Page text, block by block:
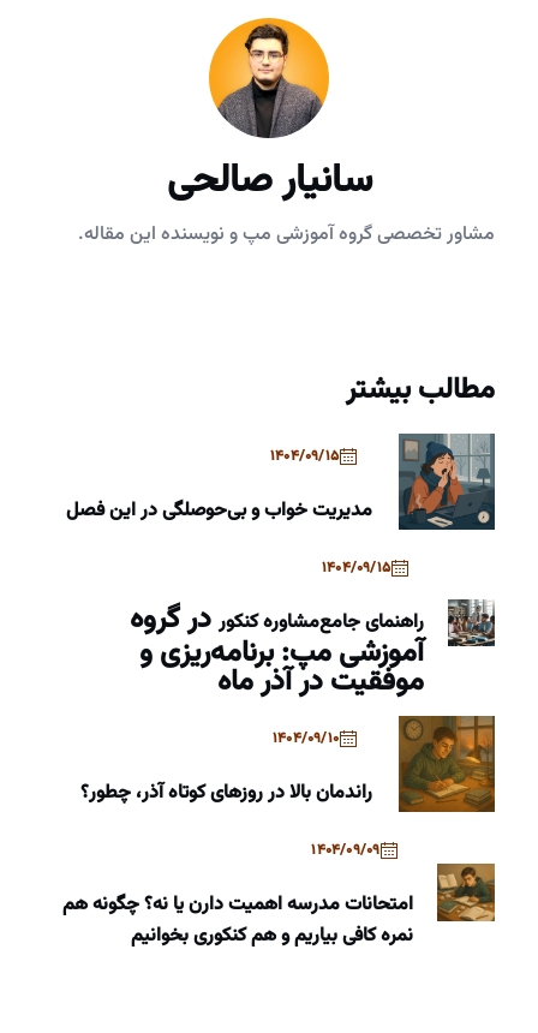
سانیار صالحی
مشاور تخصصی گروه آموزشی مپ و نویسنده این مقاله.
مطالب بیشتر
1404/09/15
مدیریت خواب و بی‌حوصلگی در این فصل
1404/09/15
راهنمای جامعمشاوره کنکوردر گروه
آموزشی مپ: برنامه‌ریزی و
موفقیت در آذر ماه
1404/09/10
راندمان بالا در روزهای کوتاه آذر، چطور؟
1404/09/09
امتحانات مدرسه اهمیت دارن یا نه؟ چگونه هم
نمره کافی بیاریم و هم کنکوری بخوانیم